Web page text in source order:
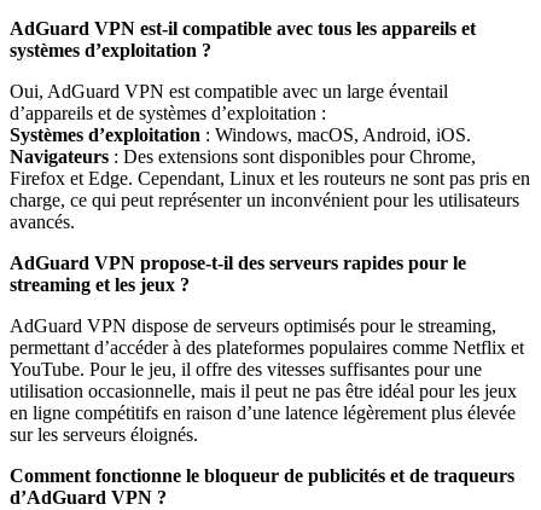
AdGuard VPN est-il compatible avec tous les appareils et
systèmes d’exploitation ?
Oui, AdGuard VPN est compatible avec un large éventail
d’appareils et de systèmes d’exploitation :
Systèmes d’exploitation : Windows, macOS, Android, iOS.
Navigateurs : Des extensions sont disponibles pour Chrome,
Firefox et Edge. Cependant, Linux et les routeurs ne sont pas pris en
charge, ce qui peut représenter un inconvénient pour les utilisateurs
avancés.
AdGuard VPN propose-t-il des serveurs rapides pour le
streaming et les jeux ?
AdGuard VPN dispose de serveurs optimisés pour le streaming,
permettant d’accéder à des plateformes populaires comme Netflix et
YouTube. Pour le jeu, il offre des vitesses suffisantes pour une
utilisation occasionnelle, mais il peut ne pas être idéal pour les jeux
en ligne compétitifs en raison d’une latence légèrement plus élevée
sur les serveurs éloignés.
Comment fonctionne le bloqueur de publicités et de traqueurs
d’AdGuard VPN ?